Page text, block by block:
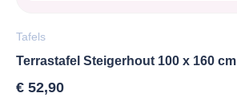
Tafels
Terrastafel Steigerhout 100 x 160 cm
€ 52,90